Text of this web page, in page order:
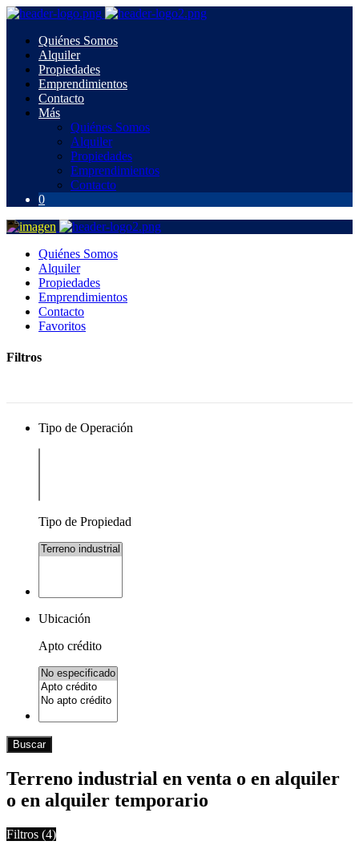
Quiénes Somos
Alquiler
Propiedades
Emprendimientos
Contacto
Más
Quiénes Somos
Alquiler
Propiedades
Emprendimientos
Contacto
0
Quiénes Somos
Alquiler
Propiedades
Emprendimientos
Contacto
Favoritos
Filtros
Tipo de Operación
Tipo de Propiedad
Ubicación
Apto crédito
Buscar
Terreno industrial en venta o en alquiler
o en alquiler temporario
Filtros (4)